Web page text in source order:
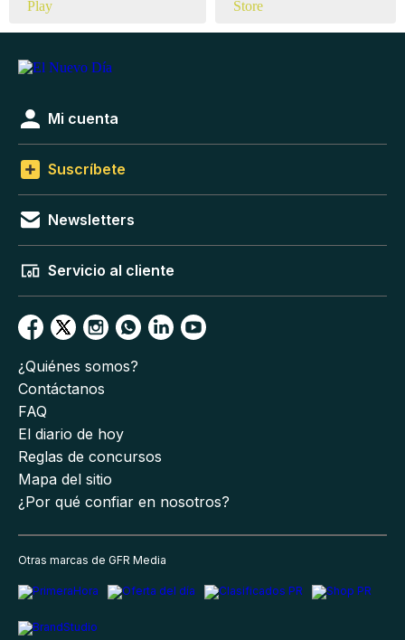
Mi cuenta
Suscríbete
Newsletters
Servicio al cliente
¿Quiénes somos?
Contáctanos
FAQ
El diario de hoy
Reglas de concursos
Mapa del sitio
¿Por qué confiar en nosotros?
Otras marcas de GFR Media